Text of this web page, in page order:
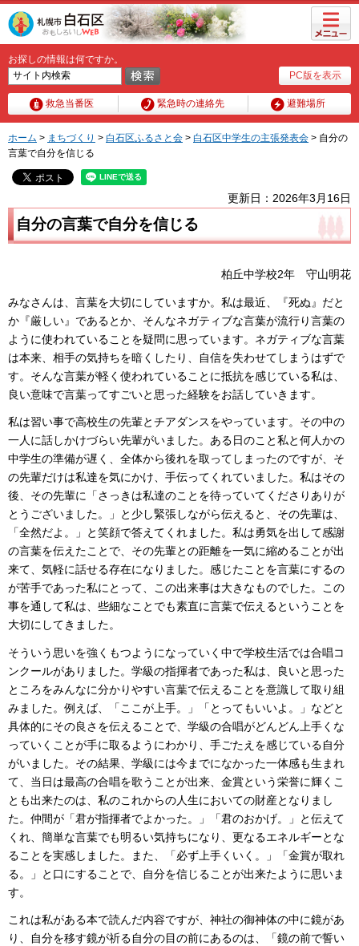
PC版を表示
お探しの情報は何ですか。
救急当番医 緊急時の連絡先 避難場所
メニュ
ー
ホーム > まちづくり > 白石区ふるさと会 > 白石区中学生の主張発表会 > 自分の
言葉で自分を信じる
更新日：2026年3月16日
自分の言葉で自分を信じる
柏丘中学校2年 守山明花
みなさんは、言葉を大切にしていますか。私は最近、『死ぬ』だと
か『厳しい』であるとか、そんなネガティブな言葉が流行り言葉の
ように使われていることを疑問に思っています。ネガティブな言葉
は本来、相手の気持ちを暗くしたり、自信を失わせてしまうはずで
す。そんな言葉が軽く使われていることに抵抗を感じている私は、
良い意味で言葉ってすごいと思った経験をお話していきます。
私は習い事で高校生の先輩とチアダンスをやっています。その中の
一人に話しかけづらい先輩がいました。ある日のこと私と何人かの
中学生の準備が遅く、全体から後れを取ってしまったのですが、そ
の先輩だけは私達を気にかけ、手伝ってくれていました。私はその
後、その先輩に「さっきは私達のことを待っていてくださりありが
とうございました。」と少し緊張しながら伝えると、その先輩は、
「全然だよ。」と笑顔で答えてくれました。私は勇気を出して感謝
の言葉を伝えたことで、その先輩との距離を一気に縮めることが出
来て、気軽に話せる存在になりました。感じたことを言葉にするの
が苦手であった私にとって、この出来事は大きなものでした。この
事を通して私は、些細なことでも素直に言葉で伝えるということを
大切にしてきました。
そういう思いを強くもつようになっていく中で学校生活では合唱コ
ンクールがありました。学級の指揮者であった私は、良いと思った
ところをみんなに分かりやすい言葉で伝えることを意識して取り組
みました。例えば、「ここが上手。」「とってもいいよ。」などと
具体的にその良さを伝えることで、学級の合唱がどんどん上手くな
っていくことが手に取るようにわかり、手ごたえを感じている自分
がいました。その結果、学級には今までになかった一体感も生まれ
て、当日は最高の合唱を歌うことが出来、金賞という栄誉に輝くこ
とも出来たのは、私のこれからの人生においての財産となりまし
た。仲間が「君が指揮者でよかった。」「君のおかげ。」と伝えて
くれ、簡単な言葉でも明るい気持ちになり、更なるエネルギーとな
ることを実感しました。また、「必ず上手くいく。」「金賞が取れ
る。」と口にすることで、自分を信じることが出来たように思いま
す。
これは私がある本で読んだ内容ですが、神社の御神体の中に鏡があ
り、自分を移す鏡が祈る自分の目の前にあるのは、「鏡の前で誓い